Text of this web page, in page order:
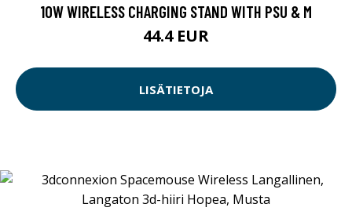
10W WIRELESS CHARGING STAND WITH PSU & M
44.4 EUR
LISÄTIETOJA